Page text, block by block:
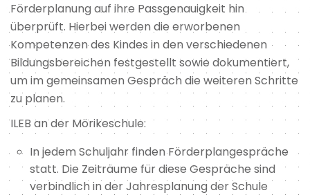
Förderplanung auf ihre Passgenauigkeit hin
überprüft. Hierbei werden die erworbenen
Kompetenzen des Kindes in den verschiedenen
Bildungsbereichen festgestellt sowie dokumentiert,
um im gemeinsamen Gespräch die weiteren Schritte
zu planen.
ILEB an der Mörikeschule:
In jedem Schuljahr finden Förderplangespräche
statt. Die Zeiträume für diese Gespräche sind
verbindlich in der Jahresplanung der Schule